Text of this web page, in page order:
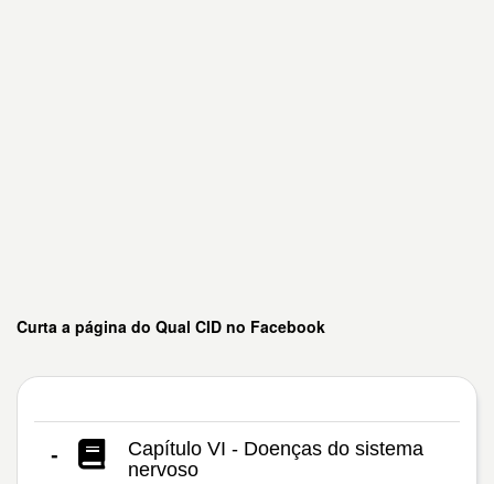
Curta a página do Qual CID no Facebook
-
Capítulo VI - Doenças do sistema
nervoso